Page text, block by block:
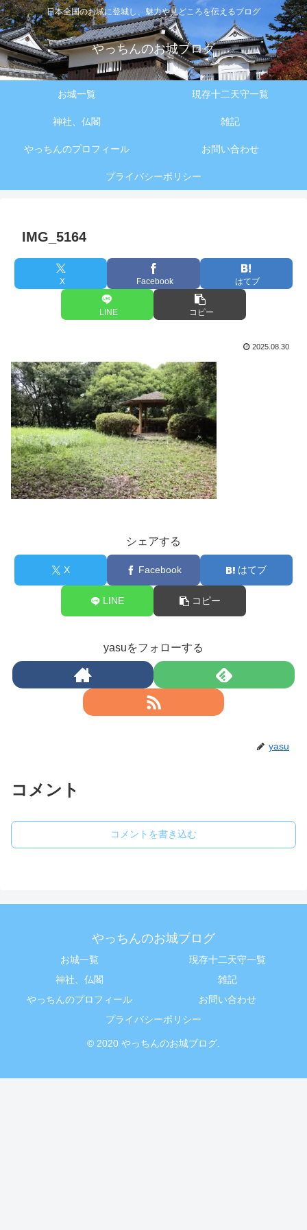
日本全国のお城に登城し、魅力や見どころを伝えるブログ
やっちんのお城ブログ
お城一覧 現存十二天守一覧
神社、仏閣 雑記
やっちんのプロフィール お問い合わせ
プライバシーポリシー
IMG_5164
X Facebook はてブ
LINE コピー
2025.08.30
シェアする
X Facebook はてブ
LINE コピー
yasuをフォローする
yasu
コメント
コメントを書き込む
やっちんのお城ブログ
お城一覧
現存十二天守一覧
神社、仏閣
雑記
やっちんのプロフィール
お問い合わせ
プライバシーポリシー
© 2020 やっちんのお城ブログ.